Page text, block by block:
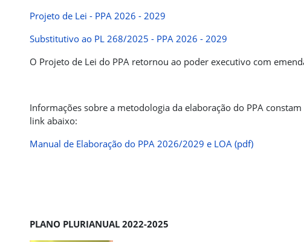
Projeto de Lei - PPA 2026 - 2029
Substitutivo ao PL 268/2025 - PPA 2026 - 2029
O Projeto de Lei do PPA retornou ao poder executivo com
Informações sobre a metodologia da elaboração do PPA
link abaixo:
Manual de Elaboração do PPA 2026/2029 e LOA (pdf)
PLANO PLURIANUAL 2022-2025